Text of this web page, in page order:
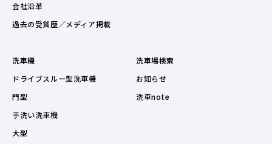
会社沿革
過去の受賞歴／メディア掲載
洗車機
ドライブスルー型洗車機
門型
手洗い洗車機
大型
洗車場検索
お知らせ
洗車note